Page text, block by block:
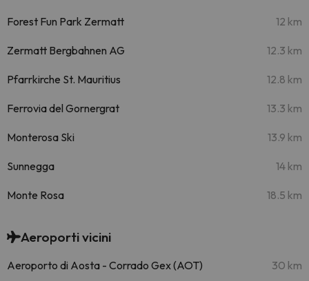
Forest Fun Park Zermatt 12 km
Zermatt Bergbahnen AG 12.3 km
Pfarrkirche St. Mauritius 12.8 km
Ferrovia del Gornergrat 13.3 km
Monterosa Ski 13.9 km
Sunnegga 14 km
Monte Rosa 18.5 km
Aeroporti vicini
Aeroporto di Aosta - Corrado Gex (AOT) 30 km